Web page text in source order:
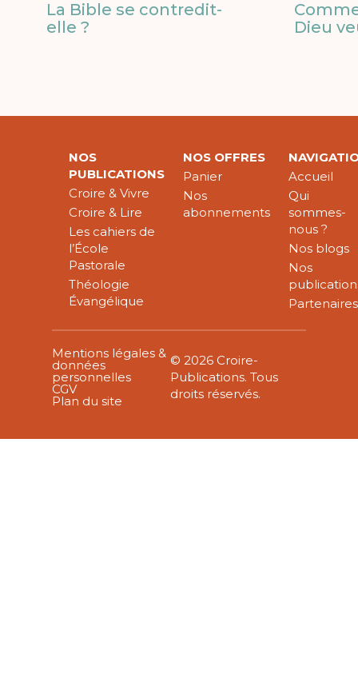
La Bible se contredit-
elle ?
Dieu
NOS
PUBLICATIONS
Croire & Vivre
Croire & Lire
Les cahiers de
l’École
Pastorale
Théologie
Évangélique
NOS OFFRES
Panier
Nos
abonnements
Accueil
Qui
sommes-
nous ?
Nos blogs
Nos
Partenaires
Mentions légales &
données
personnelles
CGV
Plan du site
© 2026 Croire-
Publications. Tous
droits réservés.